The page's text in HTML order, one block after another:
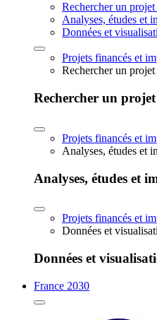
Rechercher un
Analyses, études et
Données et
Projets financés et
Rechercher un
Rechercher un
Projets financés et
Analyses, études et
Analyses, études et
Projets financés et
Données et
Données et
France 2030